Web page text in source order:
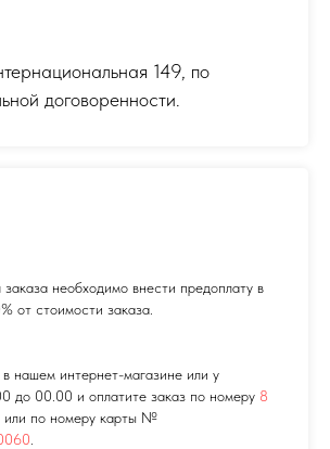
149, по
договоренности.
необходимо внести предоплату в
от стоимости заказа.
нашем интернет-магазине или у
до 00.00 и оплатите заказ по номеру 8
или по номеру карты №